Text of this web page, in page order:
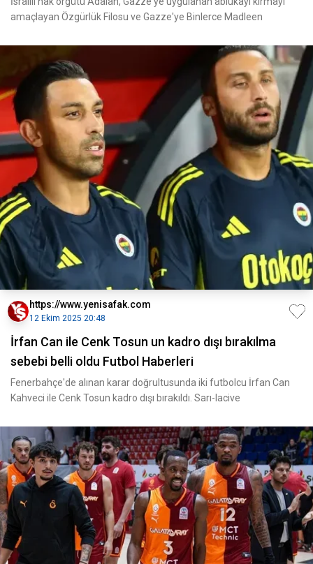
amaçlayan Özgürlük Filosu ve Gazze'ye Binlerce Madleen
https://www.yenisafak.com
12 Ekim 2025 20:48
İrfan Can ile Cenk Tosun un kadro dışı bırakılma
sebebi belli oldu Futbol Haberleri
Fenerbahçe'de alınan karar doğrultusunda iki futbolcu İrfan Can
Kahveci ile Cenk Tosun kadro dışı bırakıldı. Sarı-lacive